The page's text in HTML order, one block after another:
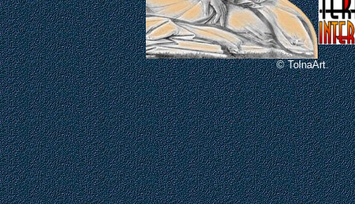
© TolnaArt.